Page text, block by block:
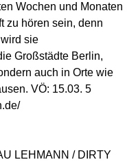
Wochen und Monaten
zu hören sein, denn
sie
Großstädte Berlin,
auch in Orte wie
VÖ: 15.03. 5
/
LEHMANN / DIRTY